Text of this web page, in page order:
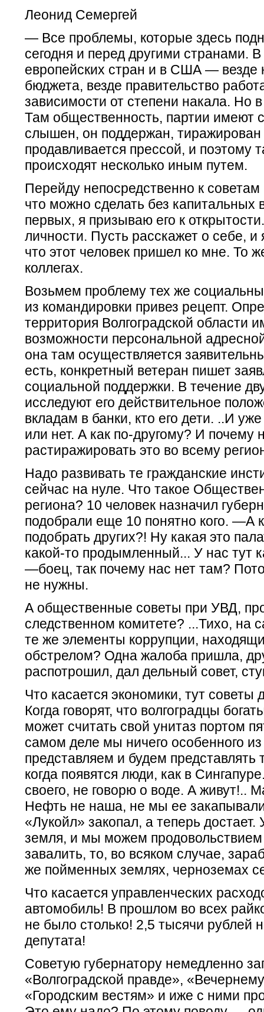
Леонид Семергей
— Все проблемы, которые здесь
сегодня и перед другими странами.
европейских стран и в США — везде
бюджета, везде правительство
зависимости от степени накала. Но
Там общественность, партии имеют
слышен, он поддержан, тиражирован
продавливается прессой, и поэтому
происходят несколько иным путем.
Перейду непосредственно к советам
что можно сделать без капитальных
первых, я призываю его к
личности. Пусть расскажет о себе, и
что этот человек пришел ко мне. То
коллегах.
Возьмем проблему тех же
из командировки привез рецепт.
территория Волгоградской области
возможности персональной
она там осуществляется
есть, конкретный ветеран пишет
социальной поддержки. В течение
исследуют его действительное
вкладам в банки, кто его дети. ..И
или нет. А как по-другому? И почему
растиражировать это во всему
Надо развивать те гражданские
сейчас на нуле. Что такое
региона? 10 человек назначил
подобрали еще 10 понятно кого. —А
подобрать других?! Ну какая это
какой-то продымленный... У нас тут
—боец, так почему нас нет там?
не нужны.
А общественные советы при УВД,
следственном комитете? ...Тихо, на
те же элементы коррупции,
обстрелом? Одна жалоба пришла,
распотрошил, дал дельный совет,
Что касается экономики, тут советы
Когда говорят, что волгоградцы
может считать свой унитаз портом
самом деле мы ничего особенного
представляем и будем представлять
когда появятся люди, как в
своего, не говорю о воде. А живут!..
Нефть не наша, не мы ее
«Лукойл» закопал, а теперь достает.
земля, и мы можем
завалить, то, во всяком случае,
же пойменных землях, черноземах
Что касается управленческих
автомобиль! В прошлом во всех
не было столько! 2,5 тысячи рублей
депутата!
Советую губернатору немедленно
«Волгоградской правде»,
«Городским вестям» и иже с ними